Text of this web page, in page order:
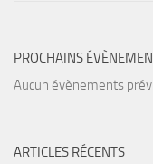
PROCHAINS
Aucun évènements
ARTICLES RÉCENTS